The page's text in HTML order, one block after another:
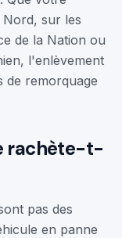
sur les
de la Nation ou
l'enlèvement
de remorquage
rachète-t-
pas des
en panne